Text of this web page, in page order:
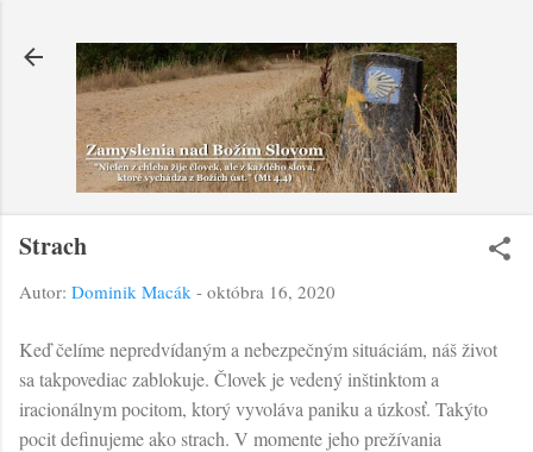
Strach
Autor: Dominik Macák - októbra 16, 2020
Keď čelíme nepredvídaným a nebezpečným situáciám, náš život
sa takpovediac zablokuje. Človek je vedený inštinktom a
iracionálnym pocitom, ktorý vyvoláva paniku a úzkosť. Takýto
pocit definujeme ako strach. V momente jeho prežívania